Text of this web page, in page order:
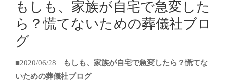
もしも、家族が自宅で急変した
ら？慌てないための葬儀社ブロ
グ
■2020/06/28
もしも、家族が自宅で急変したら？慌てな
いための葬儀社ブログ